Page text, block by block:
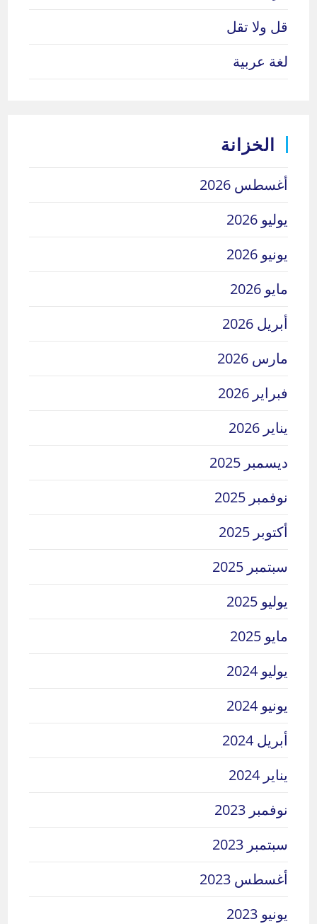
قل ولا تقل
لغة عربية
الخزانة
أغسطس 2026
يوليو 2026
يونيو 2026
مايو 2026
أبريل 2026
مارس 2026
فبراير 2026
يناير 2026
ديسمبر 2025
نوفمبر 2025
أكتوبر 2025
سبتمبر 2025
يوليو 2025
مايو 2025
يوليو 2024
يونيو 2024
أبريل 2024
يناير 2024
نوفمبر 2023
سبتمبر 2023
أغسطس 2023
يونيو 2023